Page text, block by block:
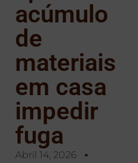
acúmulo
de
materiais
em casa
impedir
fuga
Abril 14, 2026